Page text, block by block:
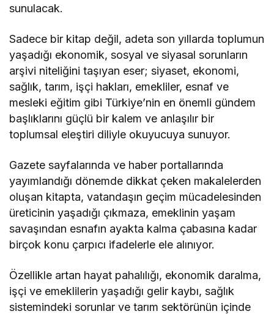
sunulacak.
Sadece bir kitap değil, adeta son yıllarda toplumun
yaşadığı ekonomik, sosyal ve siyasal sorunların
arşivi niteliğini taşıyan eser; siyaset, ekonomi,
sağlık, tarım, işçi hakları, emekliler, esnaf ve
mesleki eğitim gibi Türkiye’nin en önemli gündem
başlıklarını güçlü bir kalem ve anlaşılır bir
toplumsal eleştiri diliyle okuyucuya sunuyor.
Gazete sayfalarında ve haber portallarında
yayımlandığı dönemde dikkat çeken makalelerden
oluşan kitapta, vatandaşın geçim mücadelesinden
üreticinin yaşadığı çıkmaza, emeklinin yaşam
savaşından esnafın ayakta kalma çabasına kadar
birçok konu çarpıcı ifadelerle ele alınıyor.
Özellikle artan hayat pahalılığı, ekonomik daralma,
işçi ve emeklilerin yaşadığı gelir kaybı, sağlık
sistemindeki sorunlar ve tarım sektörünün içinde